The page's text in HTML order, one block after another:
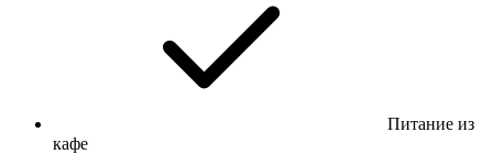
Питание из
кафе